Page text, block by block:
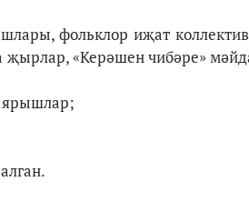
фольклор иҗат
җырлар, «Керәшен чибәре»
ярышлар;